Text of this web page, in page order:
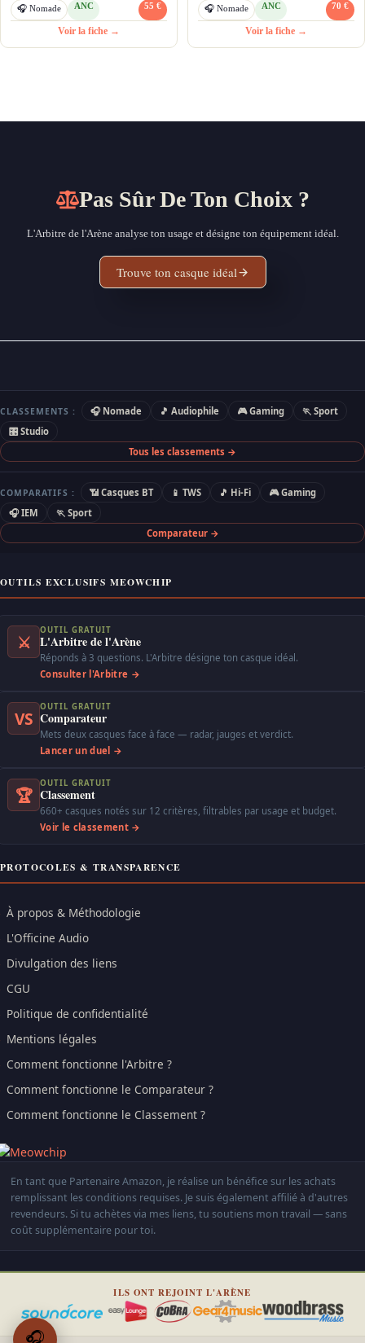
🎧 Nomade ANC 55 €
Voir la fiche →
🎧 Nomade ANC 70 €
Voir la fiche →
Pas Sûr De Ton Choix ?
L'Arbitre de l'Arène analyse ton usage et désigne ton équipement idéal.
Trouve ton casque idéal
CLASSEMENTS : 🎧 Nomade 🎵 Audiophile 🎮 Gaming
🏃 Sport
🎛 Studio
Tous les classements →
COMPARATIFS : 📶 Casques BT 📱 TWS 🎵 Hi-Fi
🎮 Gaming
🎧 IEM
🏃 Sport
Comparateur →
OUTILS EXCLUSIFS MEOWCHIP
⚔
OUTIL GRATUIT
L'Arbitre de l'Arène
Réponds à 3 questions. L'Arbitre désigne ton casque idéal.
Consulter l'Arbitre →
VS
OUTIL GRATUIT
Comparateur
Mets deux casques face à face — radar, jauges et verdict.
Lancer un duel →
🏆
OUTIL GRATUIT
Classement
660+ casques notés sur 12 critères, filtrables par usage et budget.
Voir le classement →
PROTOCOLES & TRANSPARENCE
À propos & Méthodologie
L'Officine Audio
Divulgation des liens
CGU
Politique de confidentialité
Mentions légales
Comment fonctionne l'Arbitre ?
Comment fonctionne le Comparateur ?
Comment fonctionne le Classement ?
En tant que Partenaire Amazon, je réalise un bénéfice sur les achats
remplissant les conditions requises. Je suis également affilié à d'autres
revendeurs. Si tu achètes via mes liens, tu soutiens mon travail — sans
coût supplémentaire pour toi.
ILS ONT REJOINT L'ARÈNE